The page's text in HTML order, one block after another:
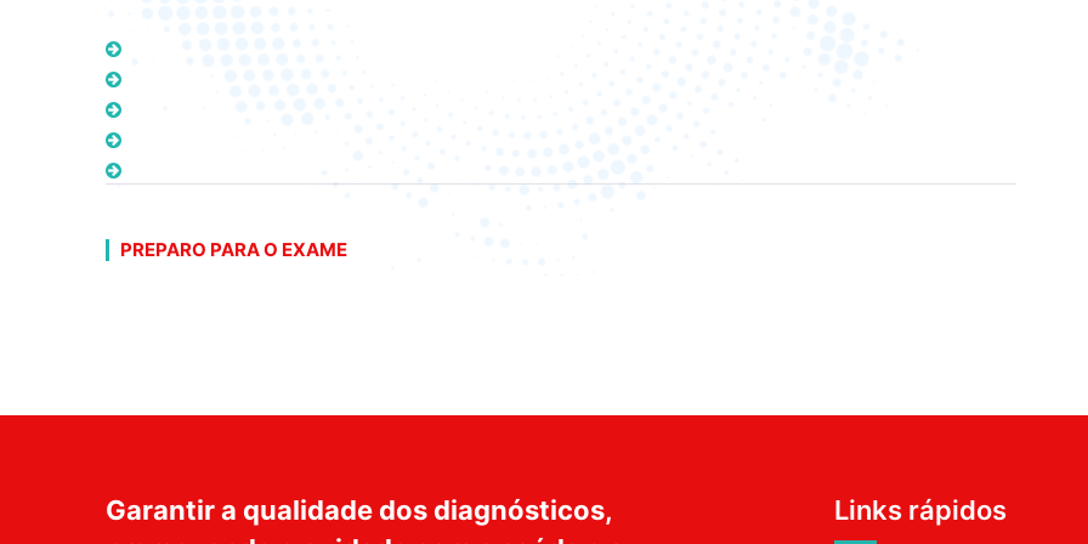
PREPARO PARA O EXAME
Garantir a qualidade dos diagnósticos,
Links rápidos